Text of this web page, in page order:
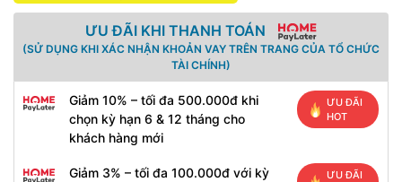
ƯU ĐÃI KHI THANH TOÁN
(SỬ DỤNG KHI XÁC NHẬN KHOẢN VAY TRÊN TRANG CỦA TỔ CHỨC
TÀI CHÍNH)
Giảm 10% – tối đa 500.000đ khi
chọn kỳ hạn 6 & 12 tháng cho
khách hàng mới
ƯU ĐÃI
HOT
Giảm 3% – tối đa 100.000đ với kỳ
ƯU ĐÃI